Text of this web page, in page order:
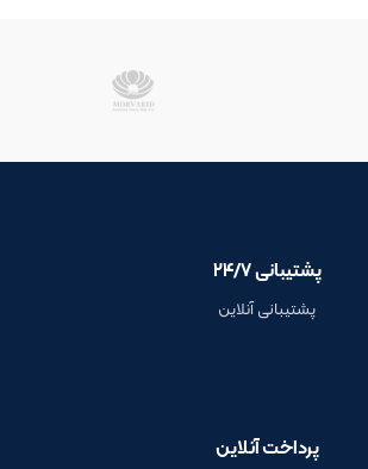
پشتیبانی ۲۴/۷
پشتیبانی آنلاین
پرداخت آنلاین